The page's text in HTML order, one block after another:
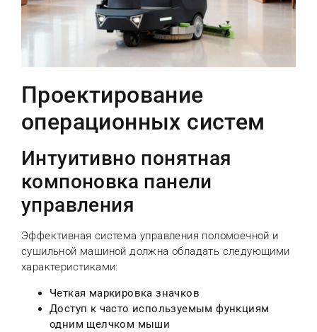
Проектирование
операционных систем
Интуитивно понятная
компоновка панели
управления
Эффективная система управления поломоечной и
сушильной машиной должна обладать следующими
характеристиками:
Четкая маркировка значков
Доступ к часто используемым функциям
одним щелчком мыши